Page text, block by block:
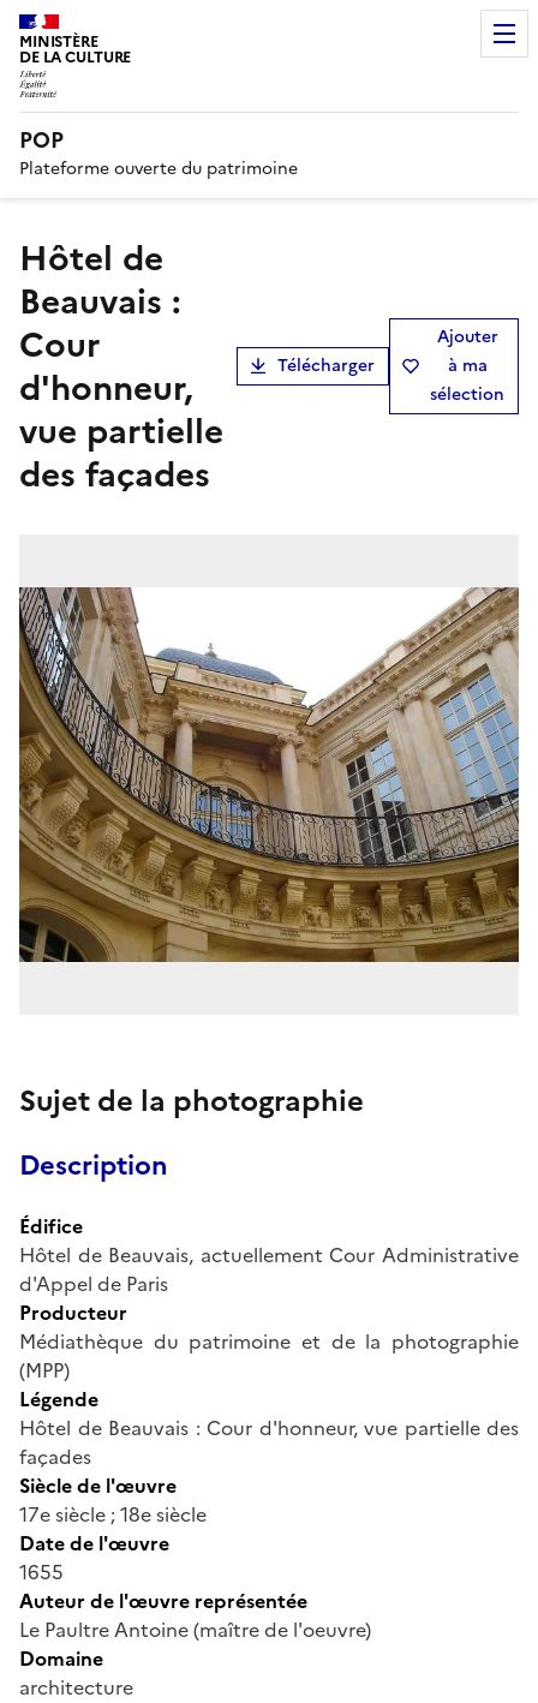
MINISTÈRE
DE LA CULTURE
POP
Plateforme ouverte du patrimoine
Hôtel de
Beauvais :
Cour
d'honneur,
vue partielle
des façades
Télécharger
Ajouter
à ma
sélection
Sujet de la photographie
Description
Édifice
Hôtel de Beauvais, actuellement Cour Administrative
d'Appel de Paris
Producteur
Médiathèque du patrimoine et de la photographie
(MPP)
Légende
Hôtel de Beauvais : Cour d'honneur, vue partielle des
façades
Siècle de l'œuvre
17e siècle ; 18e siècle
Date de l'œuvre
1655
Auteur de l'œuvre représentée
Le Paultre Antoine (maître de l'oeuvre)
Domaine
architecture